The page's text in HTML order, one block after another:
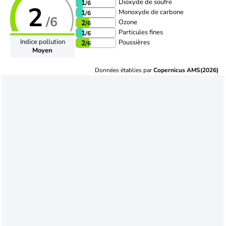
2 /6
Indice pollution
Moyen
1/6 Dioxyde de soufre
1/6 Monoxyde de carbone
2/6 Ozone
1/6 Particules fines
2/6 Poussières
Données établies parCopernicus AMS(2026)